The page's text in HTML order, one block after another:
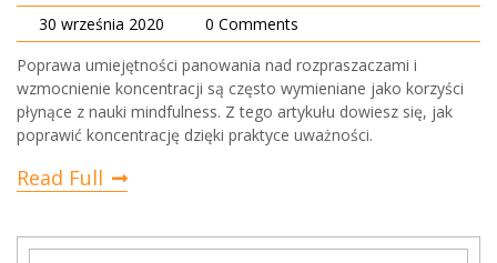
30 września 2020
0 Comments
Poprawa umiejętności panowania nad rozpraszaczami i
wzmocnienie koncentracji są często wymieniane jako korzyści
płynące z nauki mindfulness. Z tego artykułu dowiesz się, jak
poprawić koncentrację dzięki praktyce uważności.
Read Full